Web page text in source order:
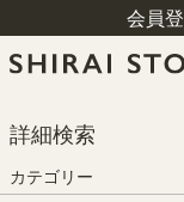
会員
詳細検索
カテゴリー
HOME シリーズ一覧
カラーボックス 3段 棚
ク ルチカ LTK-9045YL